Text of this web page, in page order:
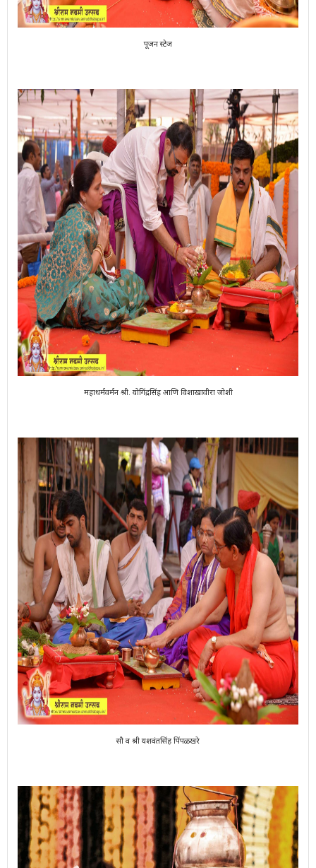
पूजन स्टेज
महाधर्मवर्मन श्री. योगिंद्रसिंह आणि विशाखावीरा जोशी
सौ व श्री यशवंतसिंह पिंपळखरे